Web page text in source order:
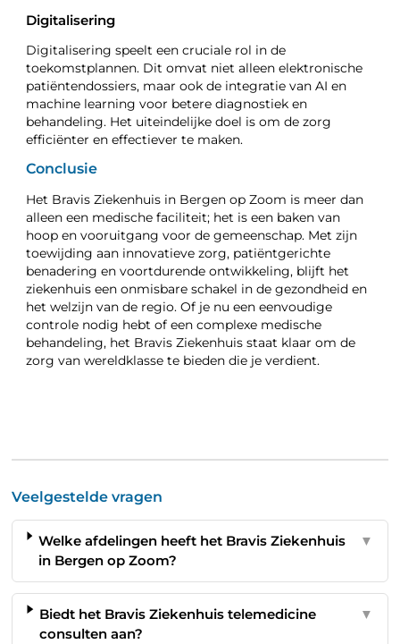
Digitalisering
Digitalisering speelt een cruciale rol in de
toekomstplannen. Dit omvat niet alleen elektronische
patiëntendossiers, maar ook de integratie van AI en
machine learning voor betere diagnostiek en
behandeling. Het uiteindelijke doel is om de zorg
efficiënter en effectiever te maken.
Conclusie
Het Bravis Ziekenhuis in Bergen op Zoom is meer dan
alleen een medische faciliteit; het is een baken van
hoop en vooruitgang voor de gemeenschap. Met zijn
toewijding aan innovatieve zorg, patiëntgerichte
benadering en voortdurende ontwikkeling, blijft het
ziekenhuis een onmisbare schakel in de gezondheid en
het welzijn van de regio. Of je nu een eenvoudige
controle nodig hebt of een complexe medische
behandeling, het Bravis Ziekenhuis staat klaar om de
zorg van wereldklasse te bieden die je verdient.
Veelgestelde vragen
Welke afdelingen heeft het Bravis Ziekenhuis
in Bergen op Zoom?
▼
Biedt het Bravis Ziekenhuis telemedicine
consulten aan?
▼